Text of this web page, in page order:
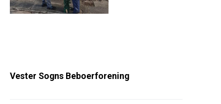
Vester Sogns Beboerforening